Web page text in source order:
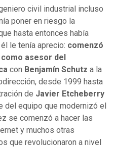
civil industrial incluso
poner en riesgo la
hasta entonces había
le tenía aprecio: comenzó
asesor del
con Benjamín Schutz a la
desde 1999 hasta
de Javier Etcheberry
del equipo que modernizó el
se comenzó a hacer las
y muchos otras
que revolucionaron a nivel